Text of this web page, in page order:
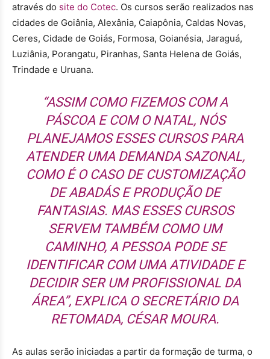
através do site do Cotec. Os cursos serão realizados nas
cidades de Goiânia, Alexânia, Caiapônia, Caldas Novas,
Ceres, Cidade de Goiás, Formosa, Goianésia, Jaraguá,
Luziânia, Porangatu, Piranhas, Santa Helena de Goiás,
Trindade e Uruana.
“ASSIM COMO FIZEMOS COM A
PÁSCOA E COM O NATAL, NÓS
PLANEJAMOS ESSES CURSOS PARA
ATENDER UMA DEMANDA SAZONAL,
COMO É O CASO DE CUSTOMIZAÇÃO
DE ABADÁS E PRODUÇÃO DE
FANTASIAS. MAS ESSES CURSOS
SERVEM TAMBÉM COMO UM
CAMINHO, A PESSOA PODE SE
IDENTIFICAR COM UMA ATIVIDADE E
DECIDIR SER UM PROFISSIONAL DA
ÁREA”, EXPLICA O SECRETÁRIO DA
RETOMADA, CÉSAR MOURA.
As aulas serão iniciadas a partir da formação de turma, o